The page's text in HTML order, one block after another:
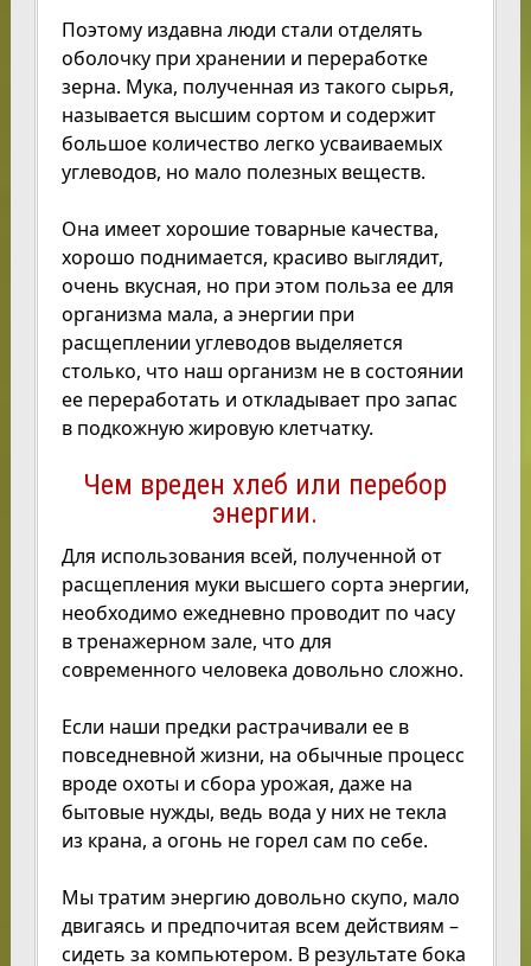
Поэтому издавна люди стали отделять
оболочку при хранении и переработке
зерна. Мука, полученная из такого сырья,
называется высшим сортом и содержит
большое количество легко усваиваемых
углеводов, но мало полезных веществ.
Она имеет хорошие товарные качества,
хорошо поднимается, красиво выглядит,
очень вкусная, но при этом польза ее для
организма мала, а энергии при
расщеплении углеводов выделяется
столько, что наш организм не в состоянии
ее переработать и откладывает про запас
в подкожную жировую клетчатку.
Чем вреден хлеб или перебор
энергии.
Для использования всей, полученной от
расщепления муки высшего сорта энергии,
необходимо ежедневно проводит по часу
в тренажерном зале, что для
современного человека довольно сложно.
Если наши предки растрачивали ее в
повседневной жизни, на обычные процесс
вроде охоты и сбора урожая, даже на
бытовые нужды, ведь вода у них не текла
из крана, а огонь не горел сам по себе.
Мы тратим энергию довольно скупо, мало
двигаясь и предпочитая всем действиям –
сидеть за компьютером. В результате бока